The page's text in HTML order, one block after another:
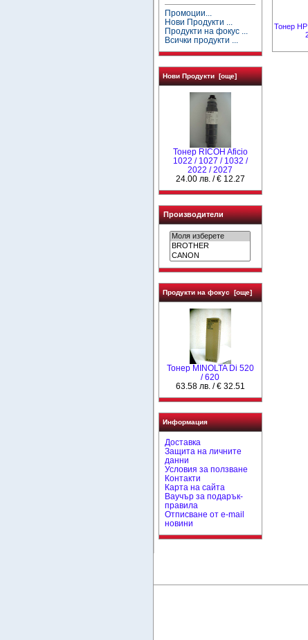
Промоции...
Нови Продукти ...
Продукти на фокус ...
Всички продукти ...
Нови Продукти [още]
Тонер RICOH Aficio
1022 / 1027 / 1032 /
2022 / 2027
24.00 лв. / € 12.27
Производители
Продукти на фокус [още]
Тонер MINOLTA Di 520
/ 620
63.58 лв. / € 32.51
Информация
Доставка
Защита на личните
данни
Условия за ползване
Контакти
Карта на сайта
Ваучър за подарък-
правила
Отписване от e-mail
новини
Тонер